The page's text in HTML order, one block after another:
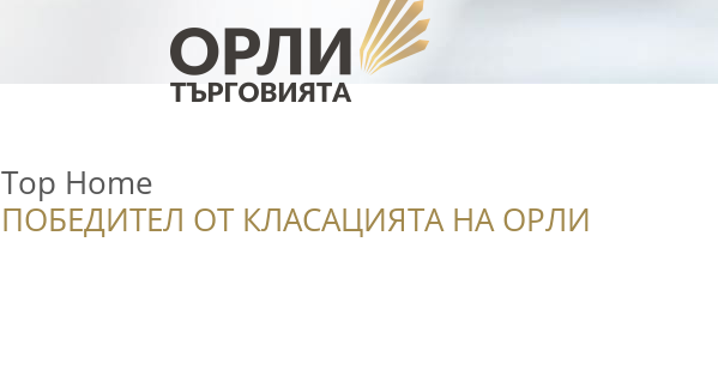
Top Home
ПОБЕДИТЕЛ ОТ КЛАСАЦИЯТА НА ОРЛИ